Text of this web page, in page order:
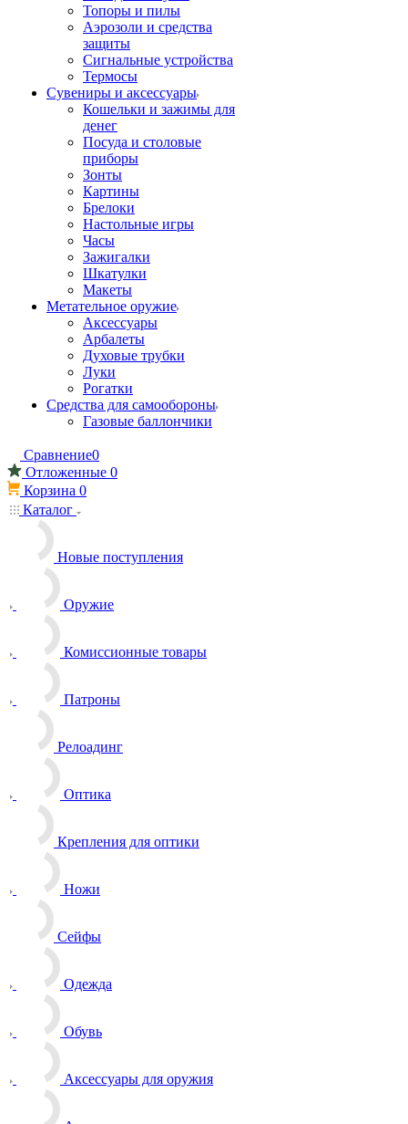
Топоры и пилы
Аэрозоли и средства
защиты
Сигнальные устройства
Термосы
Сувениры и аксессуары
Кошельки и зажимы для
денег
Посуда и столовые
приборы
Зонты
Картины
Брелоки
Настольные игры
Часы
Зажигалки
Шкатулки
Макеты
Метательное оружие
Аксессуары
Арбалеты
Духовые трубки
Луки
Рогатки
Средства для самообороны
Газовые баллончики
Сравнение0
Отложенные 0
Корзина 0
Каталог
Новые поступления
Оружие
Комиссионные товары
Патроны
Релоадинг
Оптика
Крепления для оптики
Ножи
Сейфы
Одежда
Обувь
Аксессуары для оружия